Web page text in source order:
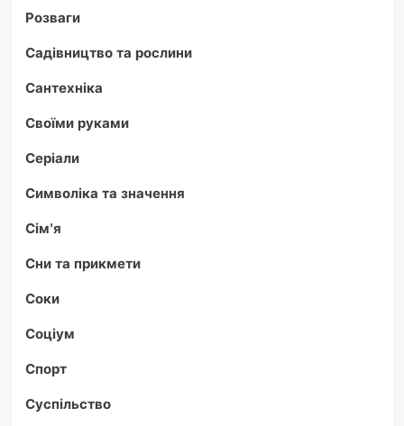
Розваги
Садівництво та рослини
Сантехніка
Своїми руками
Серіали
Символіка та значення
Сім'я
Сни та прикмети
Соки
Соціум
Спорт
Суспільство